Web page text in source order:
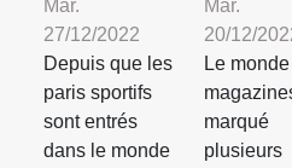
Mar.
27/12/2022
Depuis que les
paris sportifs
sont entrés
dans le monde
Mar.
20/12/
Le
marqué
plusieurs